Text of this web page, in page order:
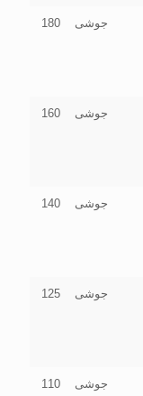
جوشی 180
جوشی 160
جوشی 140
جوشی 125
جوشی 110